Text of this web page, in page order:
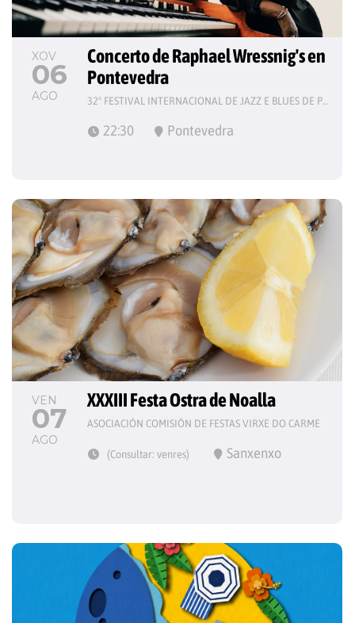
XOV
06
AGO
Concerto de Raphael Wressnig's en
Pontevedra
32º FESTIVAL INTERNACIONAL DE JAZZ E BLUES DE PONTEVEDRA
22:30 Pontevedra
VEN
07
AGO
XXXIII Festa Ostra de Noalla
ASOCIACIÓN COMISIÓN DE FESTAS VIRXE DO CARME
(Consultar: venres) Sanxenxo